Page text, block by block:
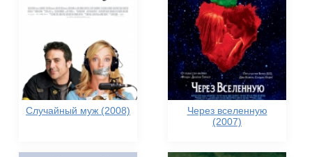
Случайный муж (2008)
Через вселенную
(2007)